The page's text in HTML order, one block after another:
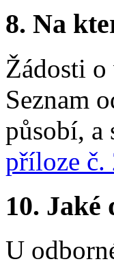
8. Na
Žádosti
Seznam
působí, a
příloze č.
10. Jaké
U